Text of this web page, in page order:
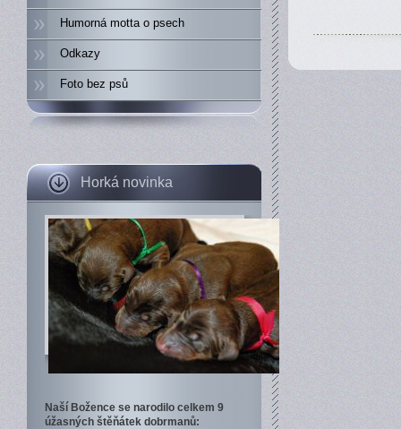
Humorná motta o psech
Odkazy
Foto bez psů
Horká novinka
Naší Božence se narodilo celkem 9
úžasných štěňátek dobrmanů: